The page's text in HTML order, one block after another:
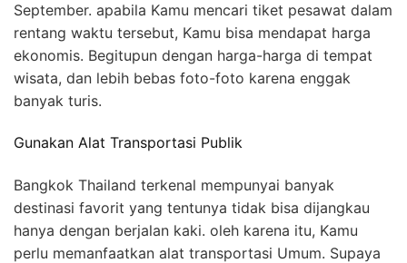
September. apabila Kamu mencari tiket pesawat dalam
rentang waktu tersebut, Kamu bisa mendapat harga
ekonomis. Begitupun dengan harga-harga di tempat
wisata, dan lebih bebas foto-foto karena enggak
banyak turis.
Gunakan Alat Transportasi Publik
Bangkok Thailand terkenal mempunyai banyak
destinasi favorit yang tentunya tidak bisa dijangkau
hanya dengan berjalan kaki. oleh karena itu, Kamu
perlu memanfaatkan alat transportasi Umum. Supaya